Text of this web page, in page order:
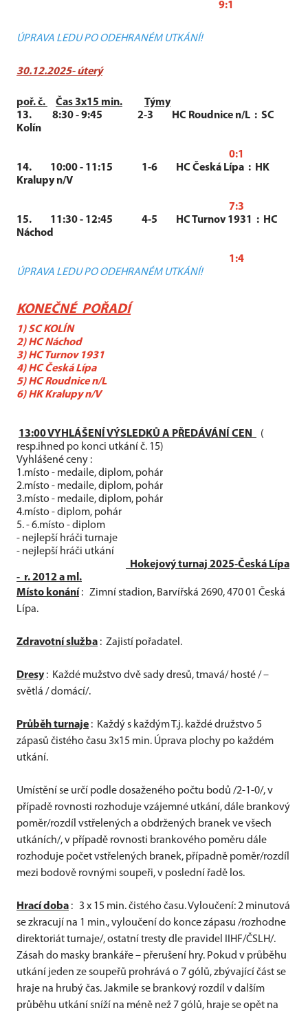
9:1
ÚPRAVA LEDU PO ODEHRANÉM UTKÁNÍ!
30.12.2025- úterý
poř. č. Čas 3x15 min.
Týmy
13. 8:30 - 9:45 2-3 HC Roudnice n/L : SC
Kolín
0:1
14. 10:00 - 11:15 1-6 HC Česká Lípa : HK
Kralupy n/V
7:3
15. 11:30 - 12:45 4-5 HC Turnov 1931 : HC
Náchod
1:4
ÚPRAVA LEDU PO ODEHRANÉM UTKÁNÍ!
KONEČNÉ POŘADÍ
1) SC KOLÍN
2) HC Náchod
3) HC Turnov 1931
4) HC Česká Lípa
5) HC Roudnice n/L
6) HK Kralupy n/V
13:00 VYHLÁŠENÍ VÝSLEDKŮ A PŘEDÁVÁNÍ CEN
(
resp.ihned po konci utkání č. 15)
Vyhlášené ceny :
1.místo - medaile, diplom, pohár
2.místo - medaile, diplom, pohár
3.místo - medaile, diplom, pohár
4.místo - diplom, pohár
5. - 6.místo - diplom
- nejlepší hráči turnaje
- nejlepší hráči utkání
Hokejový turnaj 2025-Česká Lípa
- r. 2012 a ml.
Místo konání : Zimní stadion, Barvířská 2690, 470 01 Česká
Lípa.
Zdravotní služba : Zajistí pořadatel.
Dresy: Každé mužstvo dvě sady dresů, tmavá/ hosté / –
světlá / domácí/.
Průběh turnaje : Každý s každým T.j. každé družstvo 5
zápasů čistého času 3x15 min. Úprava plochy po každém
utkání.
Umístění se určí podle dosaženého počtu bodů /2-1-0/, v
případě rovnosti rozhoduje vzájemné utkání, dále brankový
poměr/rozdíl vstřelených a obdržených branek ve všech
utkáních/, v případě rovnosti brankového poměru dále
rozhoduje počet vstřelených branek, případně poměr/rozdíl
mezi bodově rovnými soupeři, v poslední řadě los.
Hrací doba : 3 x 15 min. čistého času. Vyloučení: 2 minutová
se zkracují na 1 min., vyloučení do konce zápasu /rozhodne
direktoriát turnaje/, ostatní tresty dle pravidel IIHF/ČSLH/.
Zásah do masky brankáře – přerušení hry. Pokud v průběhu
utkání jeden ze soupeřů prohrává o 7 gólů, zbývající část se
hraje na hrubý čas. Jakmile se brankový rozdíl v dalším
průběhu utkání sníží na méně než 7 gólů, hraje se opět na